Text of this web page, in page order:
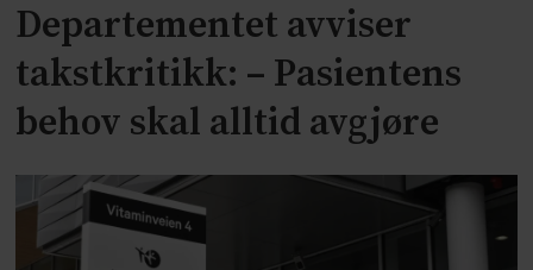
Departementet avviser
takstkritikk: – Pasientens
behov skal alltid avgjøre